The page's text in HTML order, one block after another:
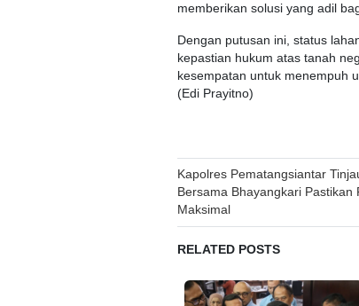
memberikan solusi yang adil
Dengan putusan ini, status
kepastian hukum atas tanah
kesempatan untuk menempuh
(Edi Prayitno)
Post
navigation
Kapolres Pematangsiantar
Bersama Bhayangkari Pastikan
Maksimal
RELATED POSTS